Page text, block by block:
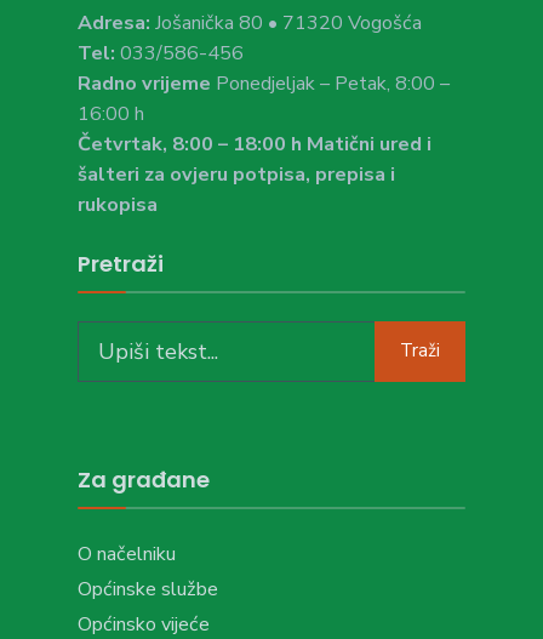
Adresa: Jošanička 80 • 71320 Vogošća
Tel: 033/586-456
Radno vrijeme Ponedjeljak – Petak, 8:00 –
16:00 h
Četvrtak, 8:00 – 18:00 h Matični ured i
šalteri za ovjeru potpisa, prepisa i
rukopisa
Pretraži
for:
Traži
Za građane
O načelniku
Općinske službe
Općinsko vijeće